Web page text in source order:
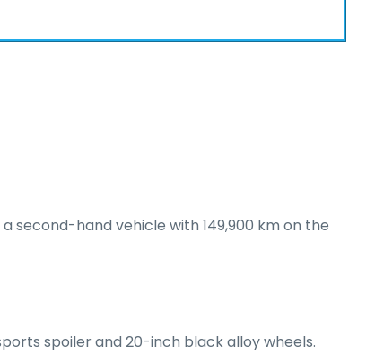
a second-hand vehicle with 149,900 km on the
spoiler and 20-inch black alloy wheels.